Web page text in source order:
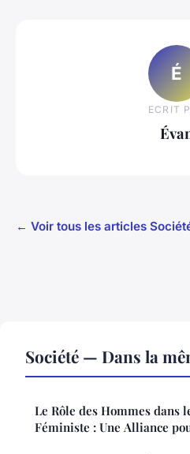
É
ECRIT
← Voir tous les articles
Société — Dans la
Le Rôle des Hommes dans
Féministe : Une Alliance